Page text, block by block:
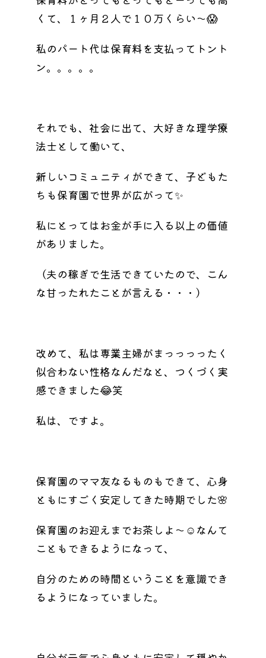
くて、１ヶ月２人で１０万くらい〜😱
私のパート代は保育料を支払ってトント
ン。。。。。
それでも、社会に出て、大好きな理学療
法士として働いて、
新しいコミュニティができて、子どもた
ちも保育園で世界が広がって✨
私にとってはお金が手に入る以上の価値
がありました。
（夫の稼ぎで生活できていたので、こん
な甘ったれたことが言える・・・）
改めて、私は専業主婦がまっっっったく
似合わない性格なんだなと、つくづく実
感できました😂笑
私は、ですよ。
保育園のママ友なるものもできて、心身
ともにすごく安定してきた時期でした🌸
保育園のお迎えまでお茶しよ〜☺️なんて
こともできるようになって、
自分のための時間ということを意識でき
るようになっていました。